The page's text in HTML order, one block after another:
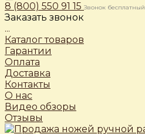
8 (800) 550 91 15 Звонок бесплатный
Заказать звонок
...
Каталог товаров
Гарантии
Оплата
Доставка
Контакты
О нас
Видео обзоры
Отзывы